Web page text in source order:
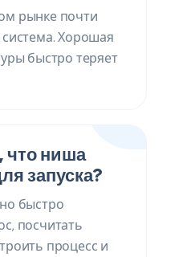
рынке почти
система. Хорошая
быстро теряет
что ниша
запуска?
быстро
посчитать
процесс и